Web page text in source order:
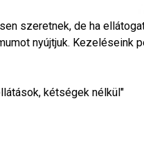
szeretnek, de ha
nyújtjuk. Kezeléseink
kétségek nélkül"